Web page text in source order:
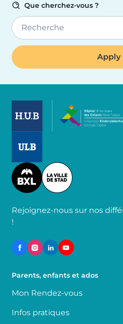
Que cherchez-vous ?
Recherche
Image
Rejoignez-nous sur nos
!
Parents, enfants et ados
Mon Rendez-vous
Infos pratiques